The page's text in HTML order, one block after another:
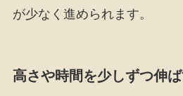
が少なく進められます。
高さや時間を少しずつ伸